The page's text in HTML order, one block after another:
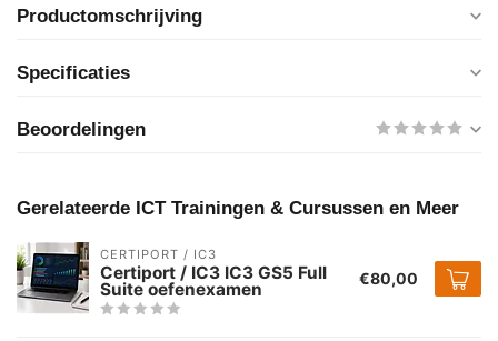
Productomschrijving
Specificaties
Beoordelingen
Gerelateerde ICT Trainingen & Cursussen en Meer
CERTIPORT / IC3
Certiport / IC3 IC3 GS5 Full
Suite oefenexamen €80,00